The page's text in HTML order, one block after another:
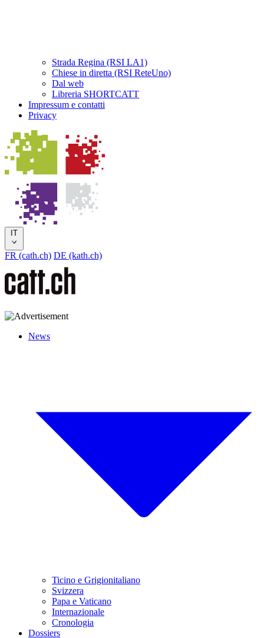
Strada Regina (RSI LA1)
Chiese in diretta (RSI ReteUno)
Dal web
Libreria SHORTCATT
Impressum e contatti
Privacy
IT
FR (cath.ch) DE (kath.ch)
News
Ticino e Grigionitaliano
Svizzera
Papa e Vaticano
Internazionale
Cronologia
Dossiers